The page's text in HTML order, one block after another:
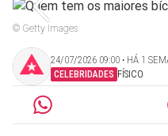
© Getty Images
24/07/2026 09:00 ‧ HÁ 1
CELEBRIDADES FÍSICO